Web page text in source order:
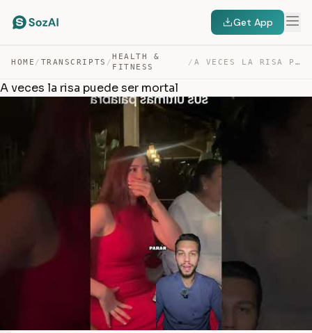
Get App
HOME / TRANSCRIPTS /
HEALTH &
FITNESS
/ A VECES LA RISA PUEDE SER MORTAL — TRANSCRIPT
A veces la risa puede ser mortal